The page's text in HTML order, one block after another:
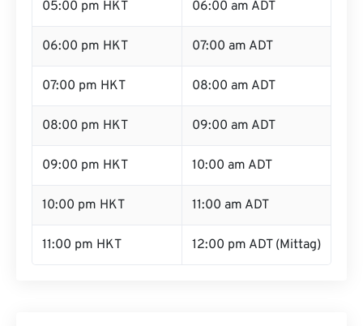
05:00 pm HKT 06:00 am ADT
06:00 pm HKT 07:00 am ADT
07:00 pm HKT 08:00 am ADT
08:00 pm HKT 09:00 am ADT
09:00 pm HKT 10:00 am ADT
10:00 pm HKT 11:00 am ADT
11:00 pm HKT 12:00 pm ADT (Mittag)